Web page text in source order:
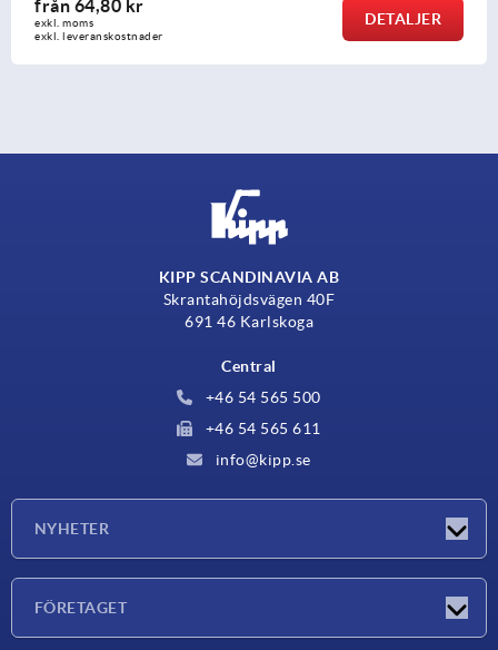
DETALJER
exkl. leveranskostnader
KIPP SCANDINAVIA AB
Skrantahöjdsvägen 40F
691 46 Karlskoga
Central
+46 54 565 500
+46 54 565 611
info@kipp.se
NYHETER
FÖRETAGET